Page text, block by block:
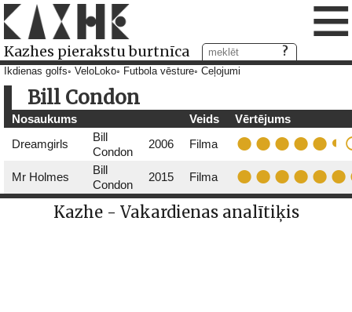
Kazhes pierakstu burtnīca ≡
Ikdienas golfs VeloLoko Futbola vēsture Ceļojumi
Bill Condon
Nosaukums Veids
Vērtējums
Dreamgirls
Bill
Condon
2006 Filma
Mr Holmes
Bill
Condon
2015 Filma
Kazhe - Vakardienas analītiķis